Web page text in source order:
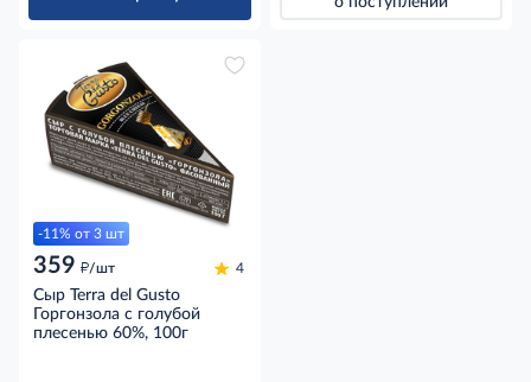
-11% от 3 шт
359 д/шт 4
Сыр Terra del Gusto
Горгонзола с голубой
плесенью 60%, 100г